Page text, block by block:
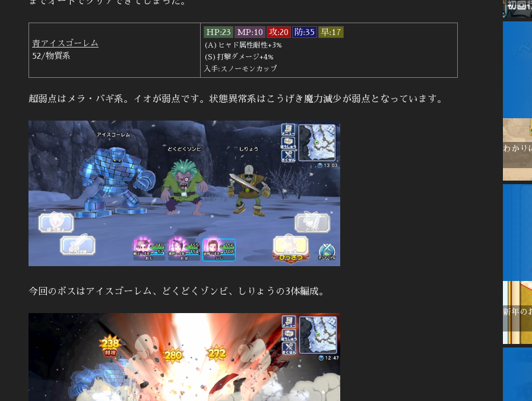
青アイスゴーレム
52/物質系
HP:23 MP:10 攻:20 防:35 早:17
(A)ヒャド属性耐性+3%
(S)打撃ダメージ+4%
入手:スノーモンカップ
超弱点はメラ・バギ系。イオが弱点です。状態異常系はこうげき魔力減少が弱点となっています。
今回のボスはアイスゴーレム、どくどくゾンビ、しりょうの3体編成。
わかり
新年の